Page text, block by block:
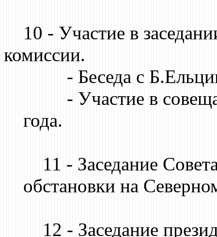
10 - Участие в
комиссии.
- Беседа с
- Участие в
года.
11 - Заседание
обстановки на
12 - Заседание